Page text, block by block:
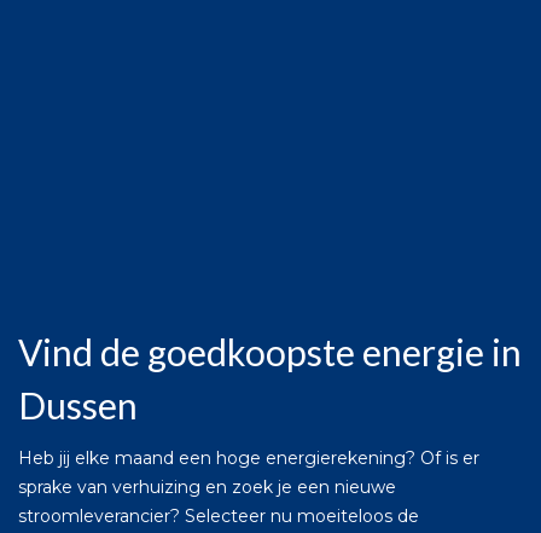
Vind de goedkoopste energie in
Dussen
Heb jij elke maand een hoge energierekening? Of is er
sprake van verhuizing en zoek je een nieuwe
stroomleverancier? Selecteer nu moeiteloos de